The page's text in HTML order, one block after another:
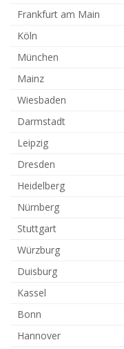
Frankfurt am Main
Köln
München
Mainz
Wiesbaden
Darmstadt
Leipzig
Dresden
Heidelberg
Nürnberg
Stuttgart
Würzburg
Duisburg
Kassel
Bonn
Hannover